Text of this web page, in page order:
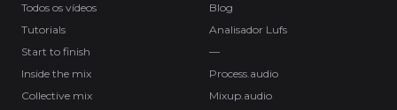
Todos os vídeos
Tutorials
Start to finish
Inside the mix
Collective mix
Blog
Analisador Lufs
—
Process.audio
Mixup.audio